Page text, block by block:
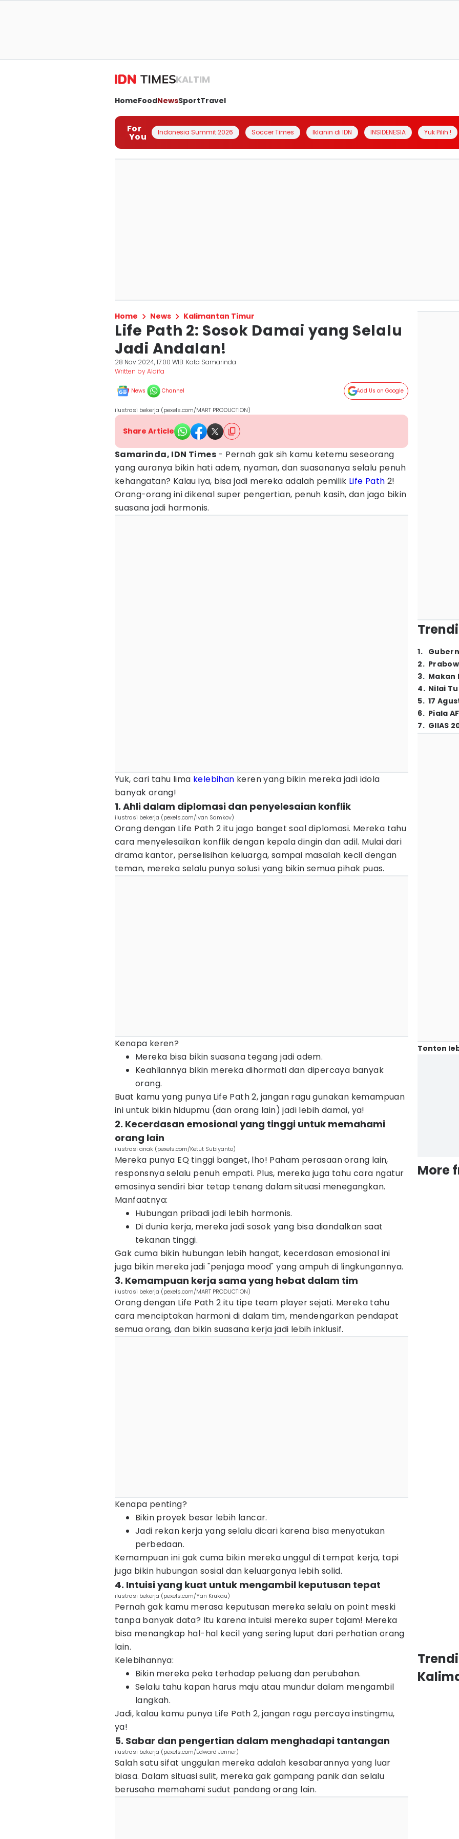
KALTIM
HomeFoodNewsSportTravel
For
You Indonesia Summit 2026 Soccer Times Iklanin di IDN INSIDENESIA Yuk Pilih !
Home News Kalimantan Timur
Life Path 2: Sosok Damai yang Selalu
Jadi Andalan!
28 Nov 2024, 17:00 WIB Kota Samarinda
Written by Aldifa
News Channel Add Us on Google
ilustrasi bekerja (pexels.com/MART PRODUCTION)
Share Article
Samarinda, IDN Times - Pernah gak sih kamu ketemu seseorang
yang auranya bikin hati adem, nyaman, dan suasananya selalu penuh
kehangatan? Kalau iya, bisa jadi mereka adalah pemilik Life Path 2!
Orang-orang ini dikenal super pengertian, penuh kasih, dan jago bikin
suasana jadi harmonis.
Yuk, cari tahu lima kelebihan keren yang bikin mereka jadi idola
banyak orang!
1. Ahli dalam diplomasi dan penyelesaian konflik
ilustrasi bekerja (pexels.com/Ivan Samkov)
Orang dengan Life Path 2 itu jago banget soal diplomasi. Mereka tahu
cara menyelesaikan konflik dengan kepala dingin dan adil. Mulai dari
drama kantor, perselisihan keluarga, sampai masalah kecil dengan
teman, mereka selalu punya solusi yang bikin semua pihak puas.
Kenapa keren?
Mereka bisa bikin suasana tegang jadi adem.
Keahliannya bikin mereka dihormati dan dipercaya banyak
orang.
Buat kamu yang punya Life Path 2, jangan ragu gunakan kemampuan
ini untuk bikin hidupmu (dan orang lain) jadi lebih damai, ya!
2. Kecerdasan emosional yang tinggi untuk memahami
orang lain
ilustrasi anak (pexels.com/Ketut Subiyanto)
Mereka punya EQ tinggi banget, lho! Paham perasaan orang lain,
responsnya selalu penuh empati. Plus, mereka juga tahu cara ngatur
emosinya sendiri biar tetap tenang dalam situasi menegangkan.
Manfaatnya:
Hubungan pribadi jadi lebih harmonis.
Di dunia kerja, mereka jadi sosok yang bisa diandalkan saat
tekanan tinggi.
Gak cuma bikin hubungan lebih hangat, kecerdasan emosional ini
juga bikin mereka jadi "penjaga mood" yang ampuh di lingkungannya.
3. Kemampuan kerja sama yang hebat dalam tim
ilustrasi bekerja (pexels.com/MART PRODUCTION)
Orang dengan Life Path 2 itu tipe team player sejati. Mereka tahu
cara menciptakan harmoni di dalam tim, mendengarkan pendapat
semua orang, dan bikin suasana kerja jadi lebih inklusif.
Kenapa penting?
Bikin proyek besar lebih lancar.
Jadi rekan kerja yang selalu dicari karena bisa menyatukan
perbedaan.
Kemampuan ini gak cuma bikin mereka unggul di tempat kerja, tapi
juga bikin hubungan sosial dan keluarganya lebih solid.
4. Intuisi yang kuat untuk mengambil keputusan tepat
ilustrasi bekerja (pexels.com/Yan Krukau)
Pernah gak kamu merasa keputusan mereka selalu on point meski
tanpa banyak data? Itu karena intuisi mereka super tajam! Mereka
bisa menangkap hal-hal kecil yang sering luput dari perhatian orang
lain.
Kelebihannya:
Bikin mereka peka terhadap peluang dan perubahan.
Selalu tahu kapan harus maju atau mundur dalam mengambil
langkah.
Jadi, kalau kamu punya Life Path 2, jangan ragu percaya instingmu,
ya!
5. Sabar dan pengertian dalam menghadapi tantangan
ilustrasi bekerja (pexels.com/Edward Jenner)
Salah satu sifat unggulan mereka adalah kesabarannya yang luar
biasa. Dalam situasi sulit, mereka gak gampang panik dan selalu
berusaha memahami sudut pandang orang lain.
1.
2.
3. Makan
4. Nilai
5. 17
6. Piala
7. GIIAS
Tonton
More